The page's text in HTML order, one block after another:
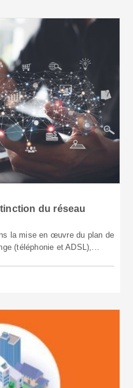
du réseau
la mise en œuvre du plan de
(téléphonie et ADSL),...